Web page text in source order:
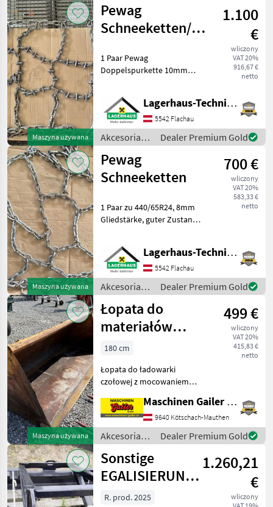
Maszyna używana
Pewag
Schneeketten/
1.100
€
wliczony
VAT 20%
916,67 €
netto
1 Paar Pewag
Doppelspurkette 10mm
Zusatzverschleißgliedern,
guter Zustand. Wir bitten
telefonisch oder per Mail
Ihren Besuch bekanntz
Lagerhaus-Technik Flachau
5542 Flachau
Akcesoria
do
ciągników /
Pewag
Dealer Premium Gold
Maszyna używana
Pewag
Schneeketten
700 €
wliczony
VAT 20%
583,33 €
netto
1 Paar zu 440/65R24, 8mm
Gliedstärke, guter Zustand.
bekanntzugeben, um
ausreichend Zeit für die
Beratung und ev
Lagerhaus-Technik Flachau
5542 Flachau
Akcesoria
do
ciągników /
Pewag
Dealer Premium Gold
Maszyna używana
Łopata do
materiałów
sypkich Hauer
220 cm
499 €
wliczony
VAT 20%
415,83 €
netto
180 cm
Łopata do ładowarki
czołowej z mocowaniem
cm * Wysokość ok. 75 cm *
Głębokość ok. 95 cm
Zapraszamy do
odwiedzenia nas i
zapoznania się z
Maschinen Gailer GmbH
9640 Kötschach-Mauthen
Akcesoria
do
ciągników /
Hauer
Dealer Premium Gold
Sonstige
EGALISIERUNGSRAHMEN
1750 MM
1.260,21
€
wliczony
R. prod. 2025